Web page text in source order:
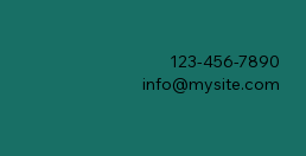
123-456-7890
info@mysite.com